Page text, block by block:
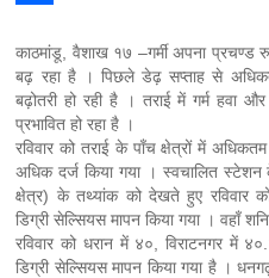
काठमांडू, वैशाख १७ –गर्मी अपना प्रचण्ड
बढ़ रहा है । पिछले डेढ़ सप्ताह से
बढ़ोतरी हो रही है । तराई में गर्म
प्रभावित हो रहा है ।
रविवार को तराई के पाँच क्षेत्रों में
अधिक दर्ज किया गया । स्वचालित
क्षेत्र) के तथ्यांक को देखते हुए रविवार
डिग्री सेल्सियस मापन किया गया । वहाँ
रविवार को धरान में ४०, विराटनगर में
डिग्री सेल्सियस मापन किया गया है ।